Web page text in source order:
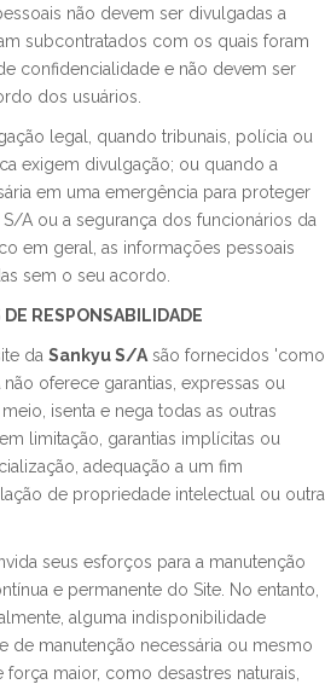
não devem ser divulgadas a
subcontratados com os quais foram
confidencialidade e não devem ser
dos usuários.
legal, quando tribunais, polícia ou
exigem divulgação; ou quando a
em uma emergência para proteger
A ou a segurança dos funcionários da
em geral, as informações pessoais
sem o seu acordo.
RESPONSABILIDADE
da Sankyu S/A são fornecidos 'como
não oferece garantias, expressas ou
isenta e nega todas as outras
limitação, garantias implícitas ou
adequação a um fim
de propriedade intelectual ou outra
seus esforços para a manutenção
e permanente do Site. No entanto,
alguma indisponibilidade
de manutenção necessária ou mesmo
maior, como desastres naturais,